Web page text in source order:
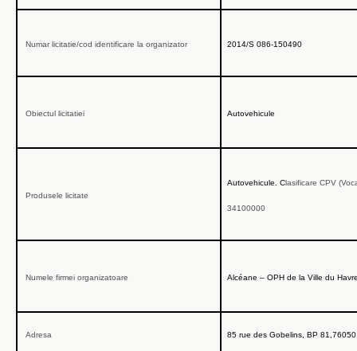
Numar licitatie/cod identificare la organizator 2014/S 086-150490
Obiectul licitatiei Autovehicule
Produsele licitate
Autovehicule . Clasificare CPV
34100000
Numele firmei organizatoare Alcéane – OPH de la Ville du
Adresa 85 rue des Gobelins, BP